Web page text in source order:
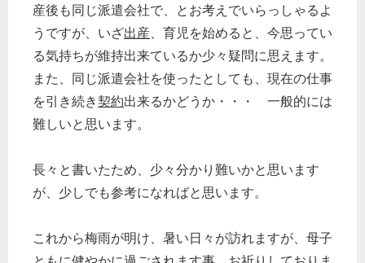
産後も同じ派遣会社で、とお考えでいらっしゃるよ
うですが、いざ出産、育児を始めると、今思ってい
る気持ちが維持出来ているか少々疑問に思えます。
また、同じ派遣会社を使ったとしても、現在の仕事
を引き続き契約出来るかどうか・・・ 一般的には
難しいと思います。
長々と書いたため、少々分かり難いかと思います
が、少しでも参考になればと思います。
これから梅雨が明け、暑い日々が訪れますが、母子
どのカテゴリーに投稿しますか？
選択してください
労務管理
税務経理
経営の知恵
総務の給湯室
次へ